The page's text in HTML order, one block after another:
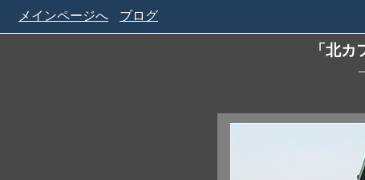
メインページへ ブログ
「北